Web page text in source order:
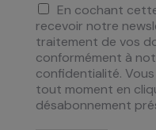
En cochant
recevoir notre
traitement de vos
conformément à
confidentialité.
tout moment en
désabonnement